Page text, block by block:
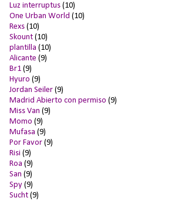
Luz interruptus (10)
One Urban World (10)
Rexs (10)
Skount (10)
plantilla (10)
Alicante (9)
Br1 (9)
Hyuro (9)
Jordan Seiler (9)
Madrid Abierto con permiso (9)
Miss Van (9)
Momo (9)
Mufasa (9)
Por Favor (9)
Risi (9)
Roa (9)
San (9)
Spy (9)
Sucht (9)